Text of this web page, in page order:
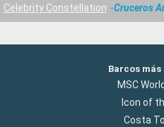
Celebrity Constellation
Cruceros
Barcos
MSC
Icon of
Costa